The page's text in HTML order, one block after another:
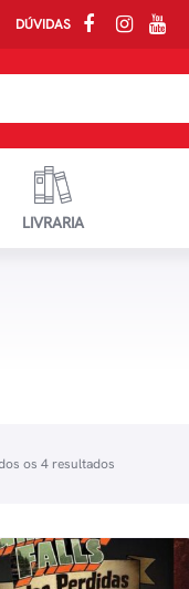
DÚVIDAS
LIVRARIA
os 4 resultados